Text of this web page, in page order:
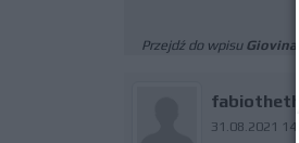
Przejdź do wpisu
31.08.2021